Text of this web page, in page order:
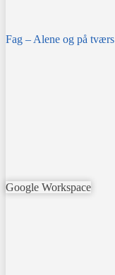
Fag – Alene og på tværs
Google Workspace